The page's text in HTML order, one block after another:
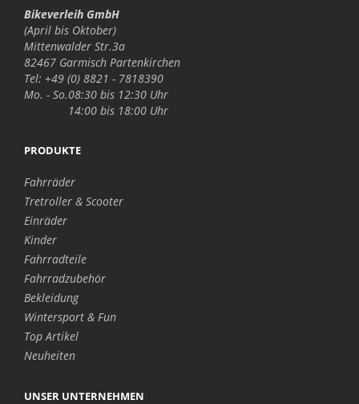
Bikeverleih GmbH
(April bis Oktober)
Mittenwalder Str.3a
82467 Garmisch Partenkirchen
Tel: +49 (0) 8821 - 7818390
Mo. - So.08:30 bis 12:30 Uhr
14:00 bis 18:00 Uhr
PRODUKTE
Fahrräder
Tretroller & Scooter
Einräder
Kinder
Fahrradteile
Fahrradzubehör
Bekleidung
Wintersport & Fun
Top Artikel
Neuheiten
UNSER UNTERNEHMEN